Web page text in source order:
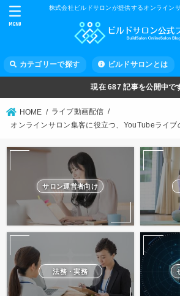
株式会社ビルドサロンが提供するオンライン
カテゴリーで探す ビルドサロンとは
MENU
現在687 記事を公開中で
HOME
ライブ動画配信
オンラインサロン集客に役立つ、YouTubeライブ
サロン運営者向け
法務・実務